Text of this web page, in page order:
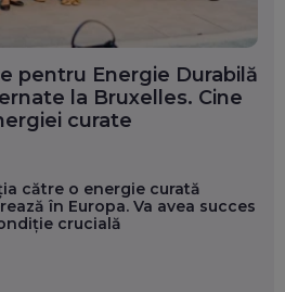
pentru Energie Durabilă
la Bruxelles. Cine
curate
către o energie curată
în Europa. Va avea succes
crucială